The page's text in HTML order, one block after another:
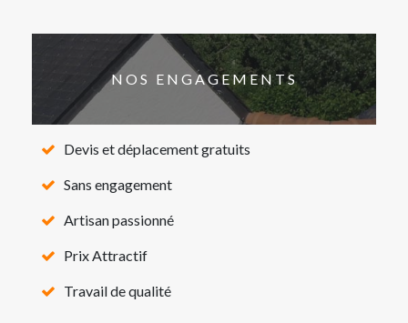
NOS ENGAGEMENTS
Devis et déplacement gratuits
Sans engagement
Artisan passionné
Prix Attractif
Travail de qualité